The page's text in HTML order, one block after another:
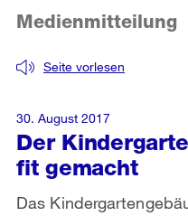
Der
fit gemacht
Seite vorlesen
Medienmitteilung
Das
30. August 2017